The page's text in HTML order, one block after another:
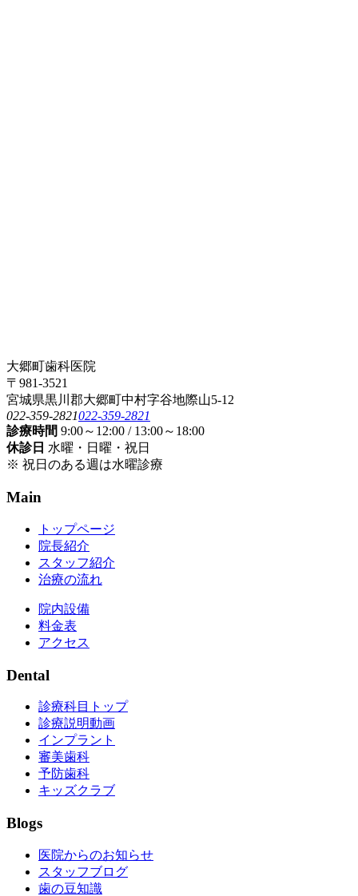
大郷町歯科医院
〒981-3521
宮城県黒川郡大郷町中村字谷地際山5-12
022-359-2821022-359-2821
診療時間 9:00～12:00 / 13:00～18:00
休診日 水曜・日曜・祝日
※ 祝日のある週は水曜診療
Main
トップページ
院長紹介
スタッフ紹介
治療の流れ
院内設備
料金表
アクセス
Dental
診療科目トップ
診療説明動画
インプラント
審美歯科
予防歯科
キッズクラブ
Blogs
医院からのお知らせ
スタッフブログ
歯の豆知識